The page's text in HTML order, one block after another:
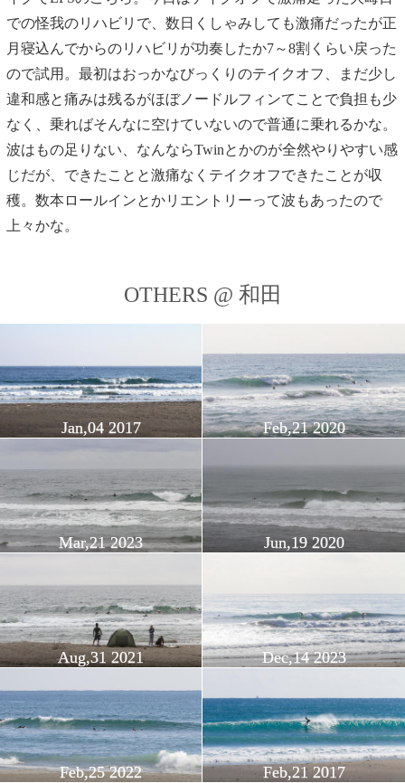
での怪我のリハビリで、数日くしゃみしても激痛だったが正
月寝込んでからのリハビリが功奏したか7～8割くらい戻った
ので試用。最初はおっかなびっくりのテイクオフ、まだ少し
違和感と痛みは残るがほぼノードルフィンてことで負担も少
なく、乗ればそんなに空けていないので普通に乗れるかな。
波はもの足りない、なんならTwinとかのが全然やりやすい感
じだが、できたことと激痛なくテイクオフできたことが収
穫。数本ロールインとかリエントリーって波もあったので
上々かな。
OTHERS @ 和田
Jan,04 2017 Feb,21 2020
Mar,21 2023 Jun,19 2020
Aug,31 2021 Dec,14 2023
Feb,25 2022 Feb,21 2017